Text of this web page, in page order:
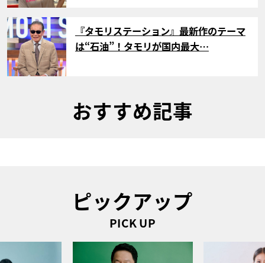
サムネイル
『タモリステーション』最新作のテーマ
は“石油”！タモリが国内最大…
おすすめ記事
ピックアップ
PICK UP